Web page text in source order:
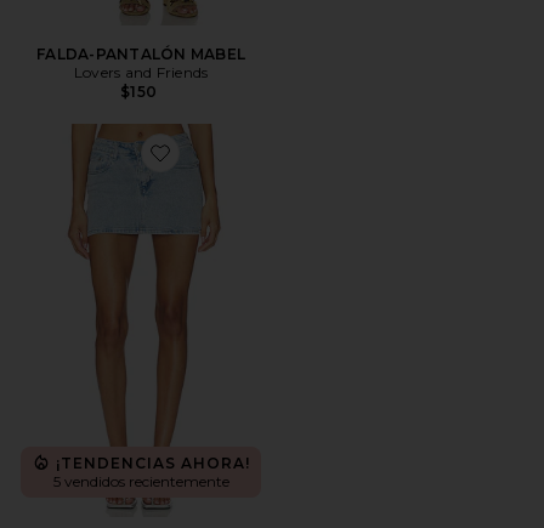
FALDA-PANTALÓN MABEL
Lovers and Friends
$150
Favorite FALDA MAEVE
¡TENDENCIAS AHORA!
5 vendidos recientemente